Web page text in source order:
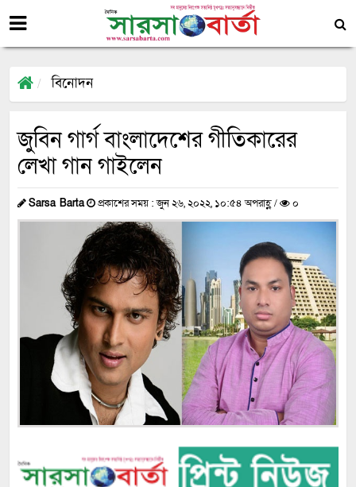
বিনোদন
জুবিন গার্গ বাংলাদেশের গীতিকারের
লেখা গান গাইলেন
Sarsa Barta প্রকাশের সময় : জুন ২৬, ২০২২, ১০:৫৪ অপরাহ্ণ / ০